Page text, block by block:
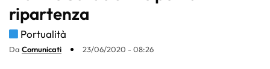
ripartenza
Portualità
Da Comunicati 23/06/2020 - 08:26